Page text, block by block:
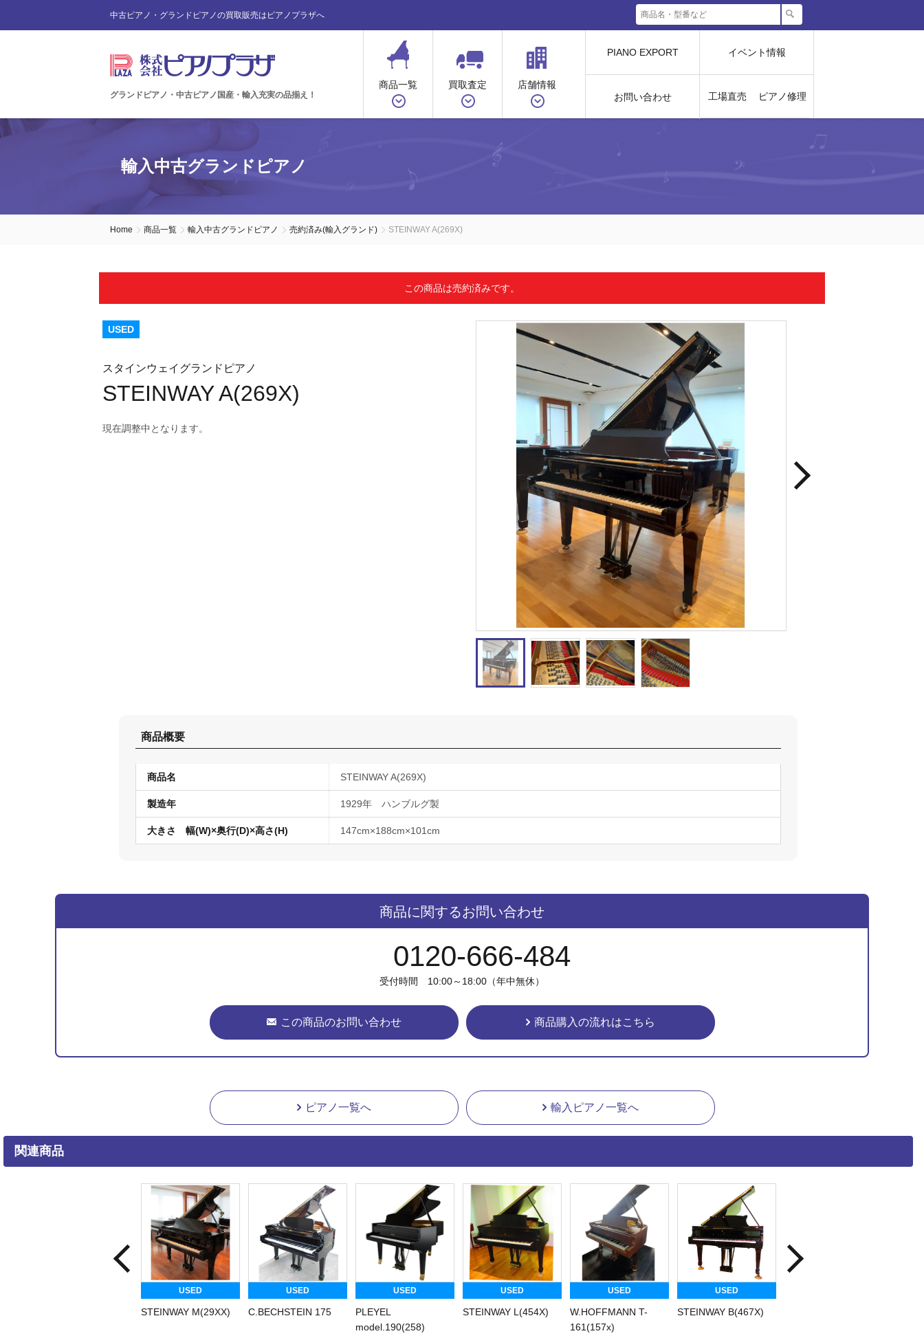
中古ピアノ・グランドピアノの買取販売はピアノプラザへ
グランドピアノ・中古ピアノ国産・輸入充実の品揃え！
商品一覧 買取査定 店舗情報
PIANO EXPORT
お問い合わせ
イベント情報
工場直売 ピアノ修理
輸入中古グランドピアノ
Home 商品一覧 輸入中古グランドピアノ 売約済み(輸入グランド) STEINWAY A(269X)
この商品は売約済みです。
USED
スタインウェイグランドピアノ
STEINWAY A(269X)
現在調整中となります。
商品概要
商品名 STEINWAY A(269X)
製造年 1929年 ハンブルグ製
大きさ 幅(W)×奥行(D)×高さ(H) 147cm×188cm×101cm
商品に関するお問い合わせ
0120-666-484
受付時間 10:00～18:00（年中無休）
この商品のお問い合わせ 商品購入の流れはこちら
ピアノ一覧へ 輸入ピアノ一覧へ
関連商品
USED
STEINWAY M(29XX)
USED
C.BECHSTEIN 175
USED
PLEYEL
model.190(258)
USED
STEINWAY L(454X)
USED
W.HOFFMANN T-
161(157x)
USED
STEINWAY B(467X)